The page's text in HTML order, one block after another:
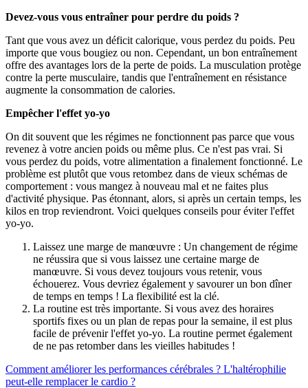
Devez-vous vous entraîner pour perdre du poids ?
Tant que vous avez un déficit calorique, vous perdez du poids. Peu
importe que vous bougiez ou non. Cependant, un bon entraînement
offre des avantages lors de la perte de poids. La musculation protège
contre la perte musculaire, tandis que l'entraînement en résistance
augmente la consommation de calories.
Empêcher l'effet yo-yo
On dit souvent que les régimes ne fonctionnent pas parce que vous
revenez à votre ancien poids ou même plus. Ce n'est pas vrai. Si
vous perdez du poids, votre alimentation a finalement fonctionné. Le
problème est plutôt que vous retombez dans de vieux schémas de
comportement : vous mangez à nouveau mal et ne faites plus
d'activité physique. Pas étonnant, alors, si après un certain temps, les
kilos en trop reviendront. Voici quelques conseils pour éviter l'effet
yo-yo.
Laissez une marge de manœuvre : Un changement de régime
ne réussira que si vous laissez une certaine marge de
manœuvre. Si vous devez toujours vous retenir, vous
échouerez. Vous devriez également y savourer un bon dîner
de temps en temps ! La flexibilité est la clé.
La routine est très importante. Si vous avez des horaires
sportifs fixes ou un plan de repas pour la semaine, il est plus
facile de prévenir l'effet yo-yo. La routine permet également
de ne pas retomber dans les vieilles habitudes !
Comment améliorer les performances cérébrales ? L'haltérophilie
peut-elle remplacer le cardio ?